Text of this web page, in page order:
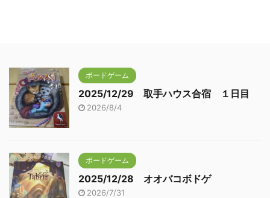
ボードゲーム
2025/12/29 取手ハウス合宿 １日目
2026/8/4
ボードゲーム
2025/12/28 オオバコボドゲ
2026/7/31